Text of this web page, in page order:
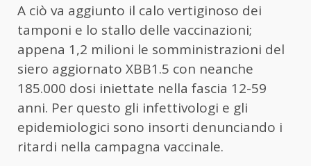
A ciò va aggiunto il calo vertiginoso dei
tamponi e lo stallo delle vaccinazioni;
appena 1,2 milioni le somministrazioni del
siero aggiornato XBB1.5 con neanche
185.000 dosi iniettate nella fascia 12-59
anni. Per questo gli infettivologi e gli
epidemiologici sono insorti denunciando i
ritardi nella campagna vaccinale.